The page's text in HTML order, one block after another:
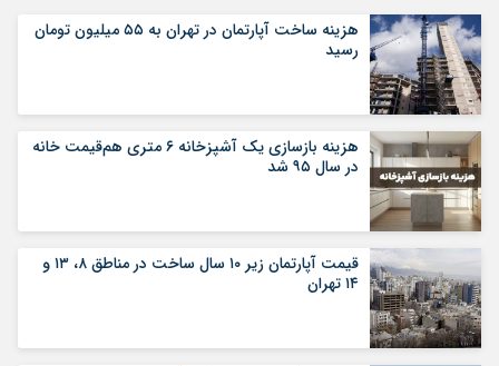
هزینه ساخت آپارتمان در تهران به ۵۵ میلیون تومان
رسید
هزینه بازسازی یک آشپزخانه ۶ متری هم‌قیمت خانه
در سال ۹۵ شد
قیمت آپارتمان زیر ۱۰ سال ساخت در مناطق ۸، ۱۳ و
۱۴ تهران